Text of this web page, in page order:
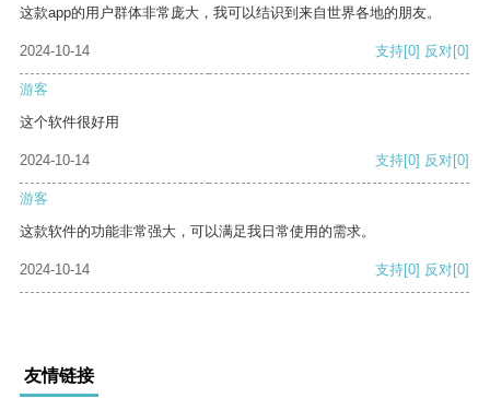
这款app的用户群体非常庞大，我可以结识到来自世界各地的朋友。
2024-10-14 支持[0] 反对[0]
游客
这个软件很好用
2024-10-14 支持[0] 反对[0]
游客
这款软件的功能非常强大，可以满足我日常使用的需求。
2024-10-14 支持[0] 反对[0]
友情链接